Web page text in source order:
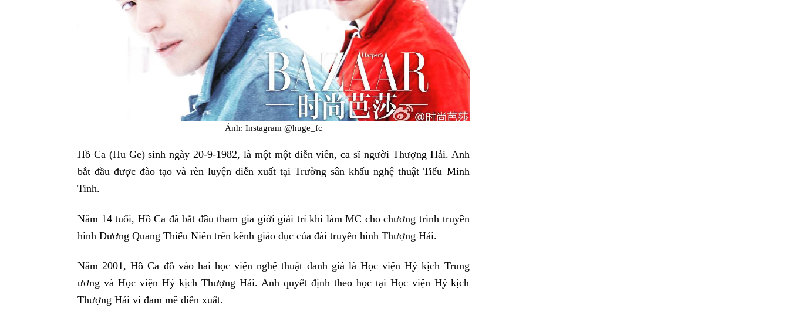
Ảnh: Instagram @huge_fc
Hồ Ca (Hu Ge) sinh ngày 20-9-1982, là một một diễn viên, ca sĩ người Thượng Hải. Anh
bắt đầu được đào tạo và rèn luyện diễn xuất tại Trường sân khấu nghệ thuật Tiểu Minh
Tinh.
Năm 14 tuổi, Hồ Ca đã bắt đầu tham gia giới giải trí khi làm MC cho chương trình truyền
hình Dương Quang Thiếu Niên trên kênh giáo dục của đài truyền hình Thượng Hải.
Năm 2001, Hồ Ca đỗ vào hai học viện nghệ thuật danh giá là Học viện Hý kịch Trung
ương và Học viện Hý kịch Thượng Hải. Anh quyết định theo học tại Học viện Hý kịch
Thượng Hải vì đam mê diễn xuất.